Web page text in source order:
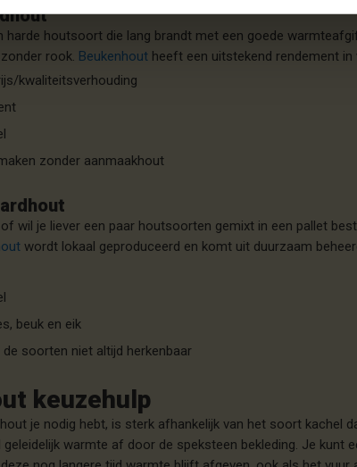
harde houtsoort die lang brandt met een goede
rook. Beukenhout heeft een uitstekend rendement
kwaliteitsverhouding
zonder aanmaakhout
wil je liever een paar houtsoorten gemixt in een pallet
wordt lokaal geproduceerd en komt uit duurzaam
beuk en eik
de soorten niet altijd herkenbaar
keuzehulp
je nodig hebt, is sterk afhankelijk van het soort kachel
geleidelijk warmte af door de speksteen bekleding. Je